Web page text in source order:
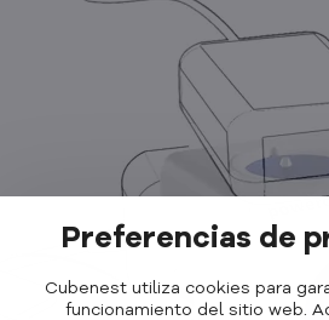
Preferencias de
Cubenest utiliza cookies para
funcionamiento del sitio web.